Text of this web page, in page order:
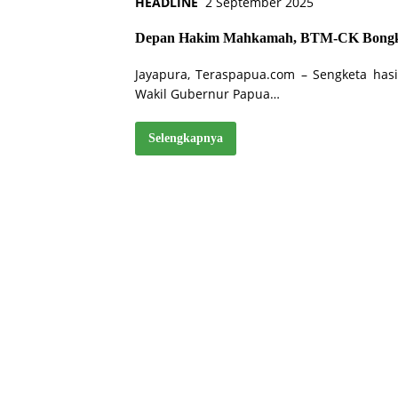
Depan Hakim Mahkamah, BTM-CK
Jayapura, Teraspapua.com – Sengketa
Wakil Gubernur Papua…
Selengkapnya